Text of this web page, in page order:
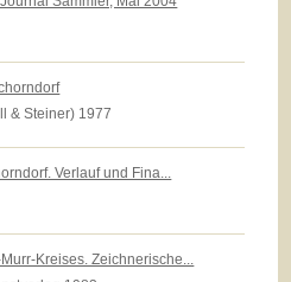
& Steiner) 1977
Verlauf und Fina...
Kreises. Zeichnerische...